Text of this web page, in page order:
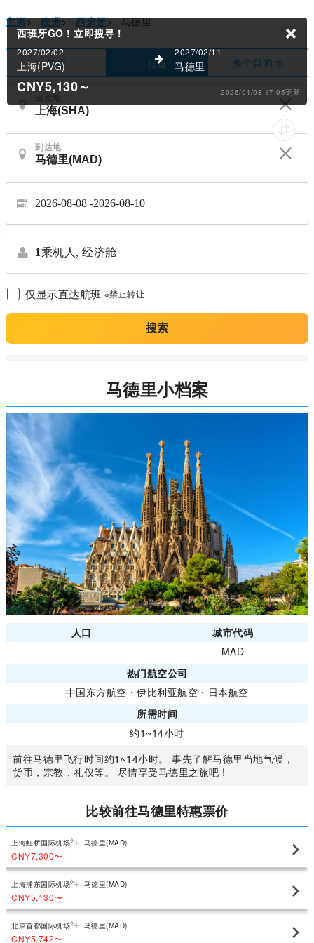
主页> 欧洲> 西班牙> 马德里
单程 往返 多个目的地
出发地
到达地
2026-08-08 2026-08-10
1乘机人, 经济舱
仅显示直达航班 ※禁止转让
搜索
西班牙GO ! 立即搜寻！
2027/02/02
上海(PVG)
2027/02/11
马德里
CNY5,130～ 2026/04/08 17:05更新
马德里小档案
人口
城市代码
-
MAD
热门航空公司
中国东方航空 ・ 伊比利亚航空 ・ 日本航空
所需时间
约1~14小时
前往马德里飞行时间约1~14小时。 事先了解马德里当地气候，
货币，宗教，礼仪等。 尽情享受马德里之旅吧 !
比较前往马德里特惠票价
上海虹桥国际机场 马德里(MAD)
CNY7,300〜
上海浦东囯际机场 马德里(MAD)
CNY5,130〜
北京首都国际机场 马德里(MAD)
CNY5,742〜